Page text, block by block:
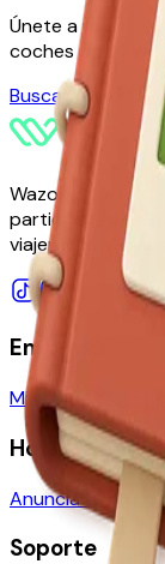
Únete a miles de
coches por toda
Buscar un coche
Wazoo es la
particulares en
viajeros que
Empresa
Mision y vision
Host
Anuncia tu coche
Soporte